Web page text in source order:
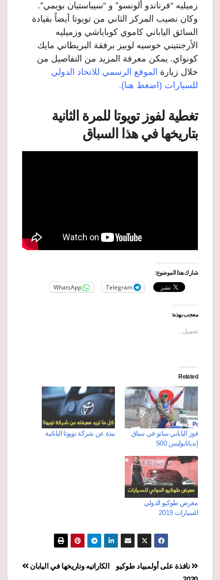
زميليه “فرناندو ألونسو” و “سيباستيان بويمي”.
وكان نصيب المركز الثاني من تويوتا أيضاً بقيادة
السائق الياباني كاموي كوباياشي وزميليه
الأرجنتيني خوسيه لوبيز برفقة البريطاني مايك
كونواي. يمكن معرفة المزيد من التفاصيل من
خلال زيارة الموقع الرسمي للاتحاد الدولي
للسيارات (اضغط هنا).
تغطية لفوز تويوتا للمرة الثانية
بتاريخها في هذا السباق
شارك هذا الموضوع:
Telegram
WhatsApp
معجب بهذه:
تحميل...
Related
فوز الياباني ساتو في سباق
إنديانابوليس 500
نبذة عن شركة تويوتا اليابانية
معرض طوكيو الدولي
للسيارات 2019
تصفّح
الكاراتيه وتاريخها في اليابان
نافذة على أولمبياد طوكيو